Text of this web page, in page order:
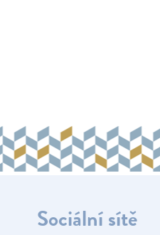
Sociální sítě